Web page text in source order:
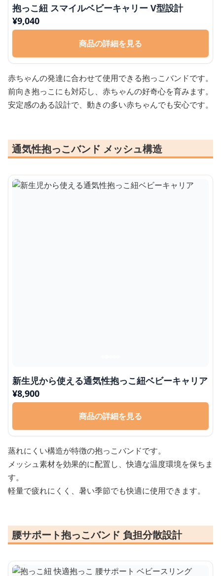
抱っこ紐 スマイルベビーキャリー V型設計
¥9,040
商品の詳細を見る
赤ちゃんの発達に合わせて使用できる抱っこバンドです。
前向き抱っこにも対応し、赤ちゃんの好奇心を育みます。
安定感のある設計で、動きの多い赤ちゃんでも安心です。
通気性抱っこバンド メッシュ構造
新生児から使える通気性抱っこ紐ベビーキャリア
¥8,900
商品の詳細を見る
蒸れにくい構造が特徴の抱っこバンドです。
メッシュ素材を効果的に配置し、快適な温度環境を保ちま
す。
軽量で疲れにくく、暑い季節でも快適に使用できます。
腰サポート抱っこバンド 負担分散設計